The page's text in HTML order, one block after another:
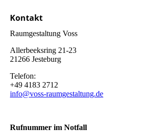
Kontakt
Raumgestaltung Voss
Allerbeeksring 21-23
21266 Jesteburg
Telefon:
+49 4183 2712
info@voss-raumgestaltung.de
Rufnummer im Notfall